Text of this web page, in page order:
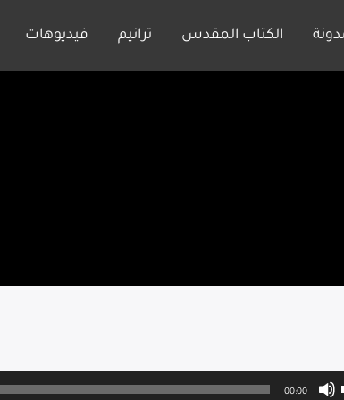
فيديوهات ترانيم الكتاب المقدس
00:00